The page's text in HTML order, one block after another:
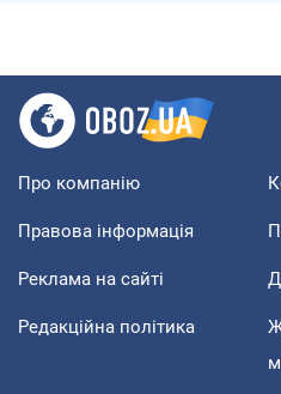
Про компанію
Правова інформація
Реклама на сайті
Редакційна політика